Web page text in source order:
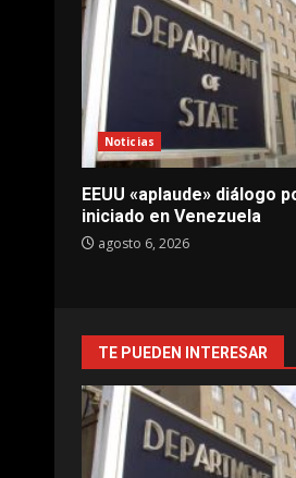
Noticias
EEUU «aplaude» diálogo
iniciado en Venezuela
agosto 6, 2026
TE PUEDEN INTERESAR